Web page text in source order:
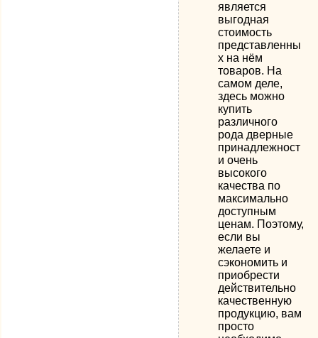
является
выгодная
стоимость
представленны
х на нём
товаров. На
самом деле,
здесь можно
купить
различного
рода дверные
принадлежност
и очень
высокого
качества по
максимально
доступным
ценам. Поэтому,
если вы
желаете и
сэкономить и
приобрести
действительно
качественную
продукцию, вам
просто